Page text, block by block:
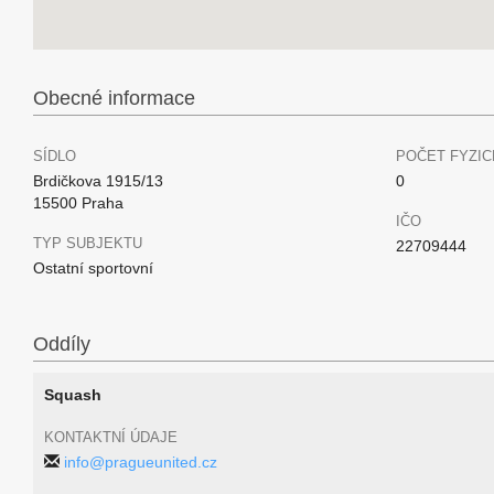
Obecné informace
SÍDLO
Brdičkova 1915/13
15500 Praha
TYP SUBJEKTU
Ostatní sportovní
POČET
0
IČO
22709444
Oddíly
Squash
KONTAKTNÍ ÚDAJE
info@pragueunited.cz